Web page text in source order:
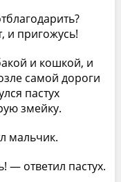
и пригожусь!
и кошкой, и
самой дороги
пастух
змейку.
мальчик.
— ответил пастух.